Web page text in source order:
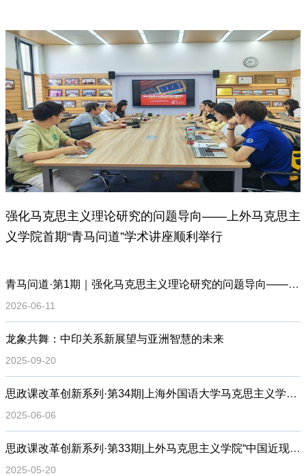
强化马克思主义理论研究的问题导向——上外马克思主
义学院首期“青马问道”学术讲座顺利举行
青马问道·第1期｜强化马克思主义理论研究的问题导向——兼谈课题申报和论文开题的问题意识
2026-06-11
龙象共舞：中印关系新展望与亚洲智慧的未来
2025-09-20
思政课改革创新系列·第34期|上海外国语大学马克思主义学院《思想道德与法治》第三届读书沙龙
2025-06-06
思政课改革创新系列·第33期|上外马克思主义学院“中国近现代史基本问题”课程中心《中国近现代史纲要》第二届读书沙龙
2025-05-20